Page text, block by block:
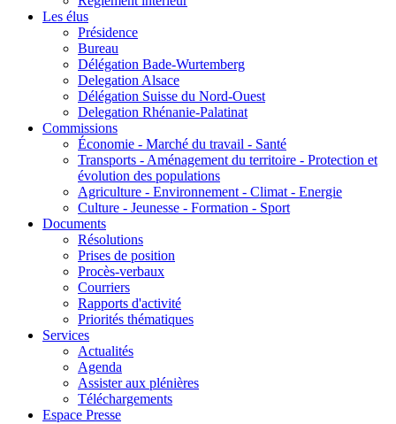
Les élus
Présidence
Bureau
Délégation Bade-Wurtemberg
Delegation Alsace
Délégation Suisse du Nord-Ouest
Delegation Rhénanie-Palatinat
Commissions
Économie - Marché du travail - Santé
Transports - Aménagement du territoire - Protection et
évolution des populations
Agriculture - Environnement - Climat - Energie
Culture - Jeunesse - Formation - Sport
Documents
Résolutions
Prises de position
Procès-verbaux
Courriers
Rapports d'activité
Priorités thématiques
Services
Actualités
Agenda
Assister aux plénières
Téléchargements
Espace Presse